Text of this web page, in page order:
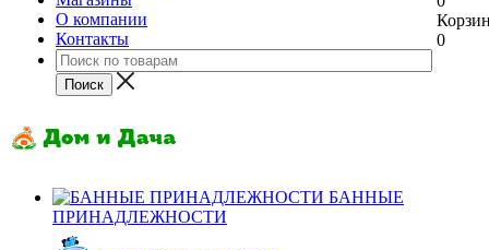
О компании
Контакты
0
БАННЫЕ
ПРИНАДЛЕЖНОСТИ